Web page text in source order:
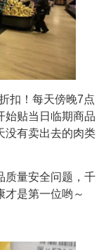
扣！每天傍晚7点
始贴当日临期商品
没有卖出去的肉类
质量安全问题，千
才是第一位哟～